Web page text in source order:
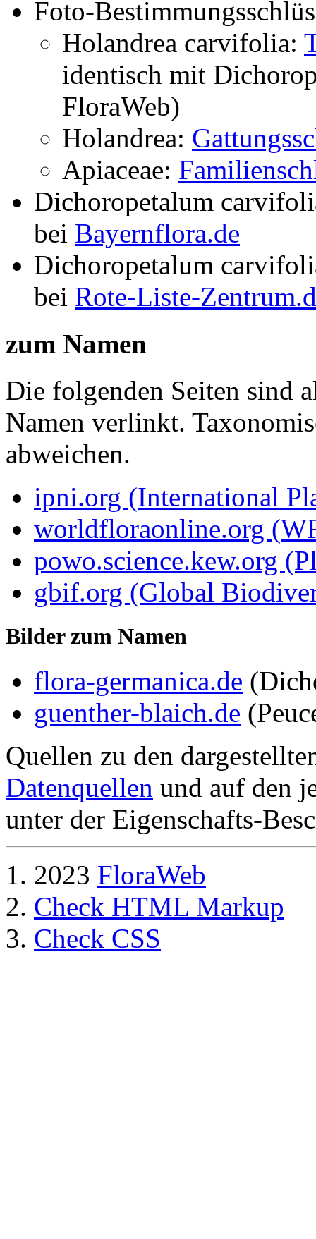
Foto-
Holandrea carvifolia:
identisch mit
FloraWeb)
Holandrea:
Apiaceae:
Dichoropetalum
bei Bayernflora.de
Dichoropetalum
bei Rote-Liste-
zum Namen
Die folgenden Seiten sind
Namen verlinkt.
abweichen.
ipni.org (International
worldfloraonline.org
powo.science.kew.org
gbif.org (Global
Bilder zum Namen
flora-germanica.de
guenther-blaich.de
Quellen zu den
Datenquellen und auf den
unter der Eigenschafts-
2023 FloraWeb
Check HTML Markup
Check CSS